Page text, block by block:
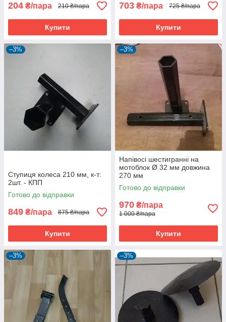
204 ₴/пара 210 ₴/пара
Купити
703 ₴/пара 725 ₴/пара
Купити
–3%
Ступиця колеса 210 мм, к-т:
2шт. - КПП
Готово до відправки
849 ₴/пара 875 ₴/пара
Купити
–3%
Напівосі шестигранні на
мотоблок Ø 32 мм довжина
270 мм
Готово до відправки
970 ₴/пара
1 000 ₴/пара
Купити
–3% –3%